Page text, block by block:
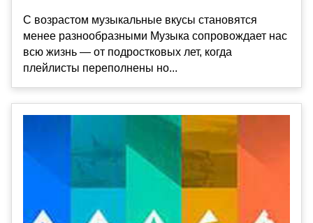
С возрастом музыкальные вкусы становятся
менее разнообразными Музыка сопровождает нас
всю жизнь — от подростковых лет, когда
плейлисты переполнены но...